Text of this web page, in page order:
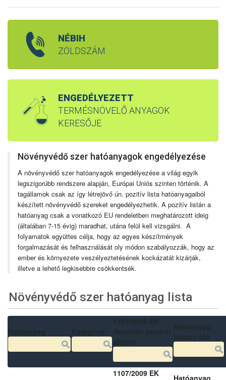
NÉBIH
ZÖLDSZÁM
ENGEDÉLYEZETT
TERMÉSNÖVELŐ ANYAGOK
KERESŐJE
Növényvédő szer hatóanyagok engedélyezése
A növényvédő szer hatóanyagok engedélyezése a világ egyik
legszigorúbb rendszere alapján, Európai Uniós szinten történik. A
tagállamok csak az így létrejövő ún. pozitív lista hatóanyagaiból
készített növényvédő szereket engedélyezhetik. A pozitív listán a
hatóanyag csak a vonatkozó EU rendeletben meghatározott ideig
(általában 7-15 évig) maradhat, utána felül kell vizsgálni. A
folyamatok együttes célja, hogy az egyes készítmények
forgalmazását és felhasználását oly módon szabályozzák, hogy az
ember és környezete veszélyeztetésének kockázatát kizárják,
illetve a lehető legkisebbre csökkentsék.
Növényvédő szer hatóanyag lista
1107/2009 EK